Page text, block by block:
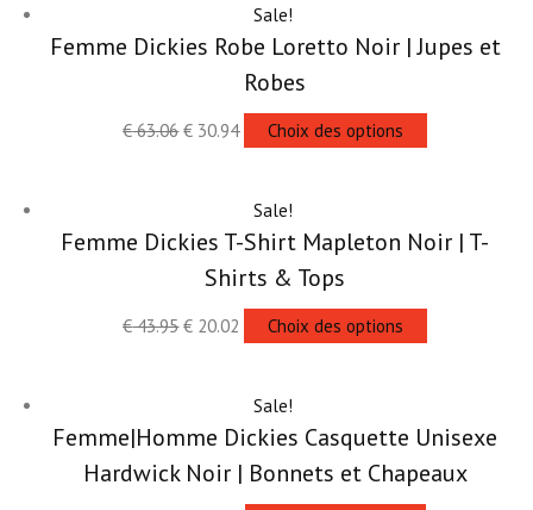
Sale!
Femme Dickies Robe Loretto Noir | Jupes et
Robes
€63.06 € 30.94 Choix des options
Sale!
Femme Dickies T-Shirt Mapleton Noir | T-
Shirts & Tops
€43.95 € 20.02 Choix des options
Sale!
Femme|Homme Dickies Casquette Unisexe
Hardwick Noir | Bonnets et Chapeaux